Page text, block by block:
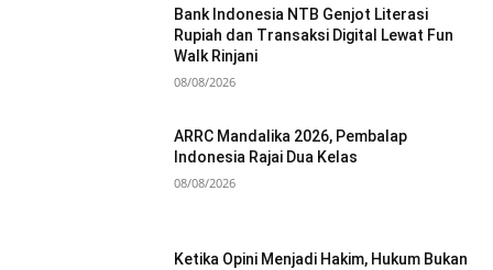
Bank Indonesia NTB Genjot Literasi
Rupiah dan Transaksi Digital Lewat Fun
Walk Rinjani
08/08/2026
ARRC Mandalika 2026, Pembalap
Indonesia Rajai Dua Kelas
08/08/2026
Ketika Opini Menjadi Hakim, Hukum Bukan